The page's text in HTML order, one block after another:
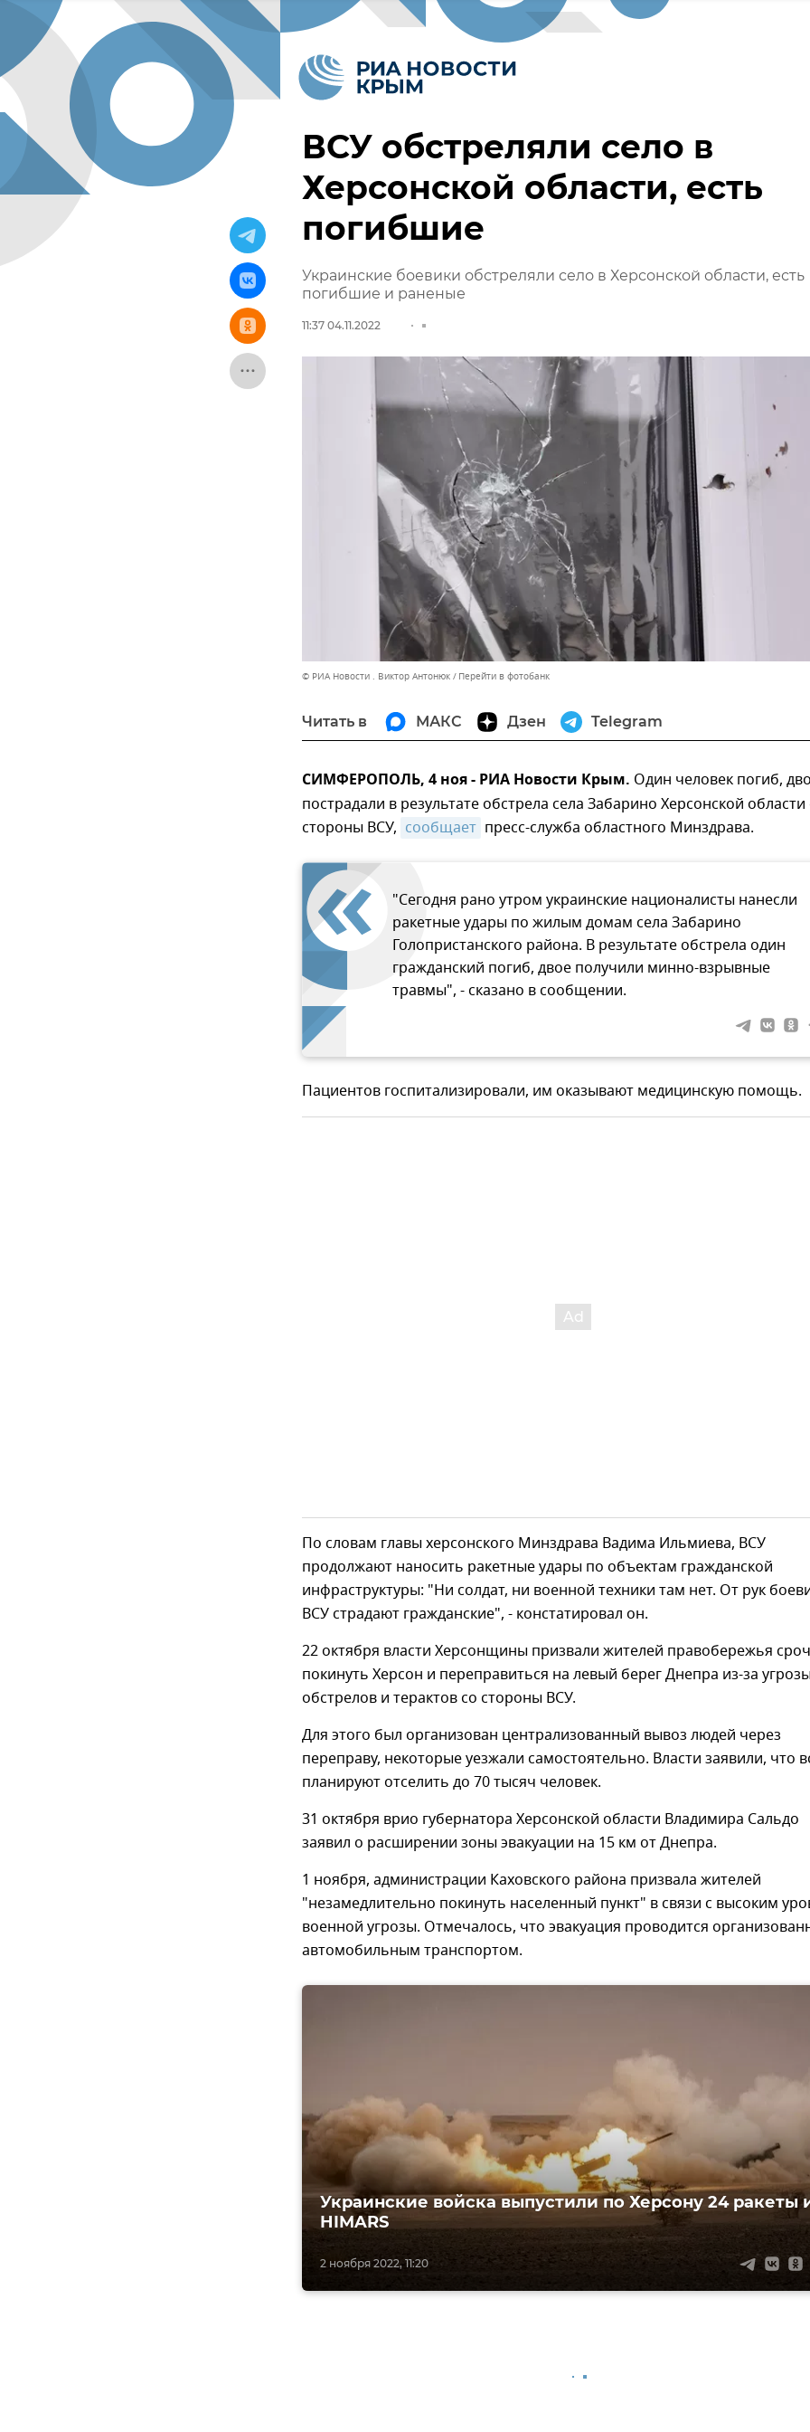
ВСУ обстреляли село в
Херсонской области, есть
погибшие
Украинские боевики обстреляли село в Херсонской области, есть
погибшие и раненые
11:37 04.11.2022
© РИА Новости . Виктор Антонюк Перейти в фотобанк
Читать в МАКС Дзен Telegram
СИМФЕРОПОЛЬ, 4 ноя - РИА Новости Крым. Один человек погиб,
пострадали в результате обстрела села Забарино Херсонской области
стороны ВСУ, сообщает пресс-служба областного Минздрава.
"Сегодня рано утром украинские националисты нанесли
ракетные удары по жилым домам села Забарино
Голопристанского района. В результате обстрела один
гражданский погиб, двое получили минно-взрывные
травмы", - сказано в сообщении.
Пациентов госпитализировали, им оказывают медицинскую помощь.
По словам главы херсонского Минздрава Вадима Ильмиева, ВСУ
продолжают наносить ракетные удары по объектам гражданской
инфраструктуры: "Ни солдат, ни военной техники там нет. От рук
ВСУ страдают гражданские", - констатировал он.
22 октября власти Херсонщины призвали жителей правобережья
покинуть Херсон и переправиться на левый берег Днепра из-за
обстрелов и терактов со стороны ВСУ.
Для этого был организован централизованный вывоз людей через
переправу, некоторые уезжали самостоятельно. Власти заявили, что
планируют отселить до 70 тысяч человек.
31 октября врио губернатора Херсонской области Владимира Сальдо
заявил о расширении зоны эвакуации на 15 км от Днепра.
1 ноября, администрации Каховского района призвала жителей
"незамедлительно покинуть населенный пункт" в связи с высоким
военной угрозы. Отмечалось, что эвакуация проводится
автомобильным транспортом.
2 ноября 2022, 11:20
Украинские войска выпустили по Херсону 24 ракеты
HIMARS